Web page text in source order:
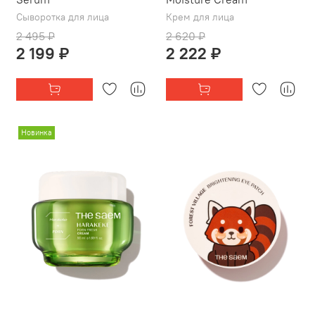
Сыворотка для лица
2 495 ₽
2 199 ₽
Крем для лица
2 620 ₽
2 222 ₽
Новинка